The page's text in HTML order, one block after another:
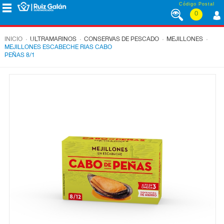
Saltar al contenido Código Postal
0
CORPORATIVO
INICIO . ULTRAMARINOS . CONSERVAS DE PESCADO . MEJILLONES .
MEJILLONES ESCABECHE RIAS CABO
PEÑAS 8/1